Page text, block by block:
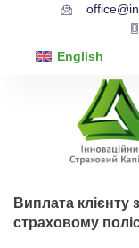
English
Виплата
страховому